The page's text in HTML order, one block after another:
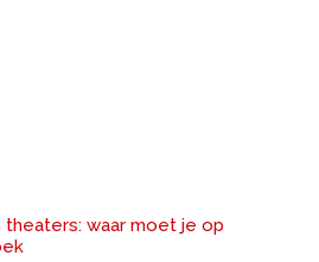
theaters: waar moet je op